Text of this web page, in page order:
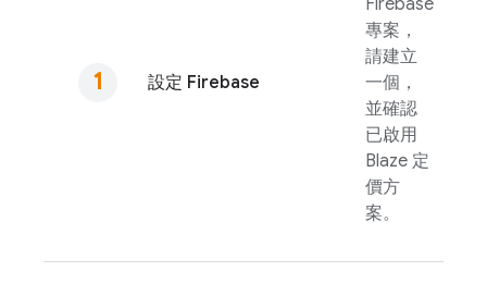
設定 Firebase
Firebase
專案，
請建立
一個，
並確認
已啟用
Blaze 定
價方
案。